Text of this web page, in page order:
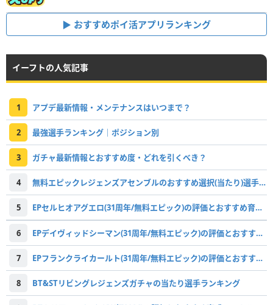
おすすめポイ活アプリランキング
イーフトの人気記事
1 アプデ最新情報・メンテナンスはいつまで？
2 最強選手ランキング｜ポジション別
3 ガチャ最新情報とおすすめ度・どれを引くべき？
4 無料エピックレジェンズアセンブルのおすすめ選択(当たり)選手ランキングと引き方
5 EPセルヒオアグエロ(31周年/無料エピック)の評価とおすすめ育成・スキル追加
6 EPデイヴィッドシーマン(31周年/無料エピック)の評価とおすすめ育成・スキル追加
7 EPフランクライカールト(31周年/無料エピック)の評価とおすすめ育成・スキル追加
8 BT&STリビングレジェンズガチャの当たり選手ランキング